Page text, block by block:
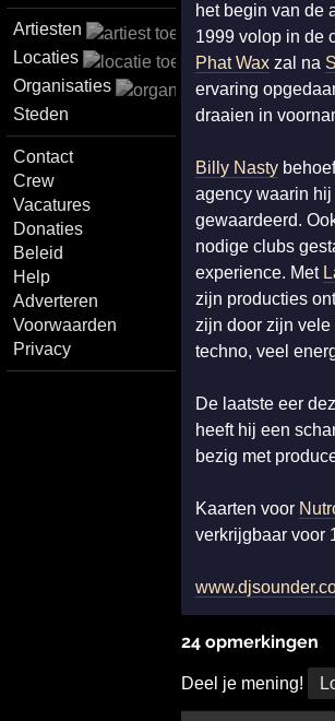
Artiesten
Locaties
Organisaties
Steden
Contact
Crew
Vacatures
Donaties
Beleid
Help
Adverteren
Voorwaarden
Privacy
het begin van de
1999 volop in de
Phat Waxzal na
ervaring
draaien in
Billy Nasty
agency waarin
gewaardeerd.
nodige clubs
experience. Met
zijn producties
zijn door zijn
techno, veel
De laatste eer
heeft hij een
bezig met
Kaarten voor
verkrijgbaar voor
24 opmerkingen
Deel je mening!